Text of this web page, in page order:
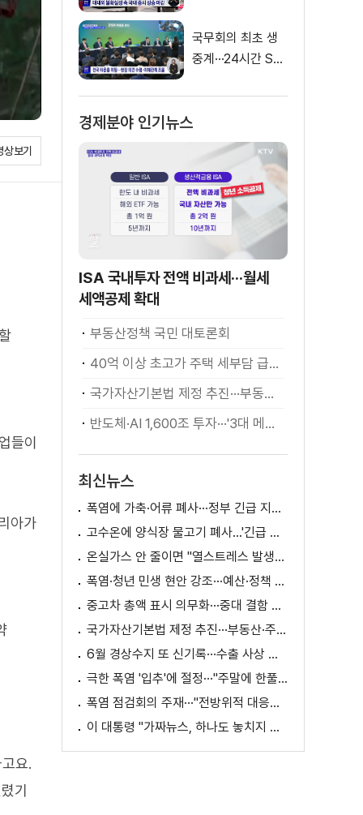
보기
들이
아가
요.
기
소화
국무회의 최초 생
중계···24시간 SN
경제분야 인기뉴스
ISA 국내투자 전액 비과세···월세
세액공제 확대
부동산정책 국민 대토론회
40억 이상 초고가 주택 세부담 급증···실수요자 보호 강화
국가자산기본법 제정 추진···부동산·주식 등 통합 관리
반도체·AI 1,600조 투자···'3대 메가프로젝트' 속도
최신뉴스
폭염에 가축·어류 폐사···정부 긴급 지원책 마련
고수온에 양식장 물고기 폐사...'긴급 방류' 지원
온실가스 안 줄이면 "열스트레스 발생일 29배 증가"
폭염·청년 민생 현안 강조···예산·정책 방향 제시
중고차 총액 표시 의무화···중대 결함 시 '계약 해제'
국가자산기본법 제정 추진···부동산·주식 등 통합 관리
6월 경상수지 또 신기록···수출 사상 첫 1천억 달러
극한 폭염 '입추'에 절정···"주말에 한풀 꺾인다"
폭염 점검회의 주재···"전방위적 대응체계 가동"
이 대통령 "가짜뉴스, 하나도 놓치지 말고 바로잡아야"